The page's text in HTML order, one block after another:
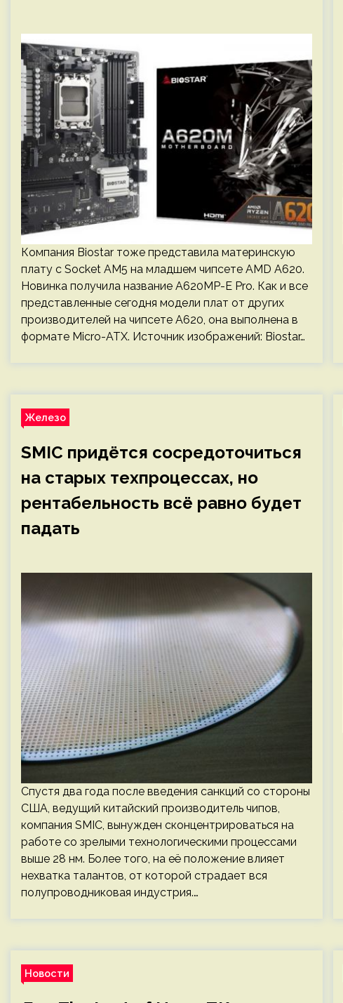
Компания Biostar тоже представила материнскую
плату с Socket AM5 на младшем чипсете AMD A620.
Новинка получила название A620MP-E Pro. Как и все
представленные сегодня модели плат от других
производителей на чипсете A620, она выполнена в
формате Micro-ATX. Источник изображений: Biostar…
Железо
SMIC придётся сосредоточиться
на старых техпроцессах, но
рентабельность всё равно будет
падать
Спустя два года после введения санкций со стороны
США, ведущий китайский производитель чипов,
компания SMIC, вынужден сконцентрироваться на
работе со зрелыми технологическими процессами
выше 28 нм. Более того, на её положение влияет
нехватка талантов, от которой страдает вся
полупроводниковая индустрия.…
Новости